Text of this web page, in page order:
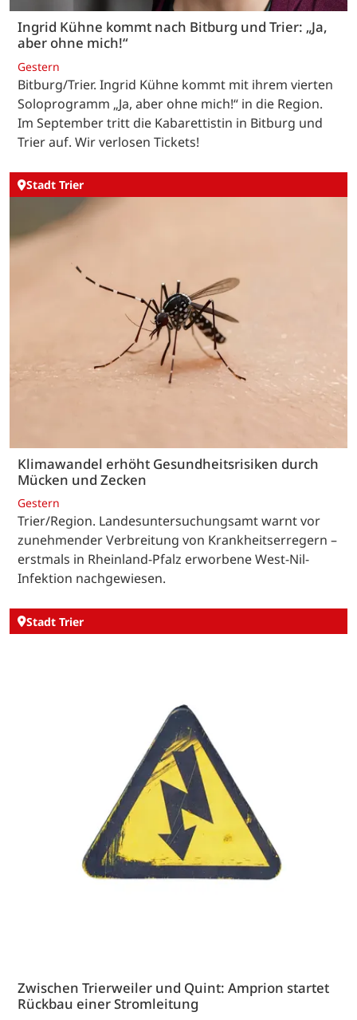
Ingrid Kühne kommt nach Bitburg und Trier: „Ja,
aber ohne mich!“
Gestern
Bitburg/Trier. Ingrid Kühne kommt mit ihrem vierten
Soloprogramm „Ja, aber ohne mich!“ in die Region.
Im September tritt die Kabarettistin in Bitburg und
Trier auf. Wir verlosen Tickets!
Stadt Trier
Klimawandel erhöht Gesundheitsrisiken durch
Mücken und Zecken
Gestern
Trier/Region. Landesuntersuchungsamt warnt vor
zunehmender Verbreitung von Krankheitserregern –
erstmals in Rheinland-Pfalz erworbene West-Nil-
Infektion nachgewiesen.
Stadt Trier
Zwischen Trierweiler und Quint: Amprion startet
Rückbau einer Stromleitung